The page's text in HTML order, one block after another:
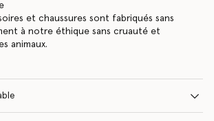
et chaussures sont fabriqués sans
à notre éthique sans cruauté et
animaux.